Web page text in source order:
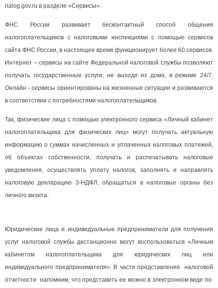
nalog.gov.ru в разделе «Сервисы».
ФНС России развивает бесконтактный способ общения
налогоплательщиков с налоговыми инспекциями с помощью сервисов
сайта ФНС России, в настоящее время функционирует более 60 сервисов.
Интернет – сервисы на сайте Федеральной налоговой службы позволяют
получать государственные услуги, не выходя из дома, в режиме 24/7.
Онлайн - сервисы ориентированы на жизненные ситуации и развиваются
в соответствии с потребностями налогоплательщиков.
Так, физические лица с помощью электронного сервиса «Личный кабинет
налогоплательщика для физических лиц» могут получать актуальную
информацию о суммах начисленных и уплаченных налоговых платежей,
об объектах собственности, получать и распечатывать налоговые
уведомления, осуществлять уплату налогов, заполнять и направлять
налоговую декларацию 3-НДФЛ, обращаться в налоговые органы без
личного визита.
Юридические лица и индивидуальные предприниматели для получения
услуг налоговой службы дистанционно могут воспользоваться «Личным
кабинетом налогоплательщика для юридических лиц или
индивидуального предпринимателя». В части представления налоговой
отчетности напомним, что представить ее можно в электронном виде по